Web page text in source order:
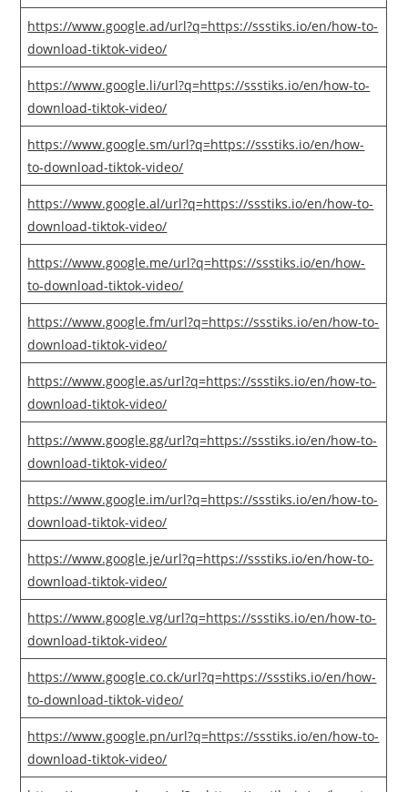
https://www.google.ad/url?q=https://ssstiks.io/en/how-to-
download-tiktok-video/
https://www.google.li/url?q=https://ssstiks.io/en/how-to-
download-tiktok-video/
https://www.google.sm/url?q=https://ssstiks.io/en/how-
to-download-tiktok-video/
https://www.google.al/url?q=https://ssstiks.io/en/how-to-
download-tiktok-video/
https://www.google.me/url?q=https://ssstiks.io/en/how-
to-download-tiktok-video/
https://www.google.fm/url?q=https://ssstiks.io/en/how-to-
download-tiktok-video/
https://www.google.as/url?q=https://ssstiks.io/en/how-to-
download-tiktok-video/
https://www.google.gg/url?q=https://ssstiks.io/en/how-to-
download-tiktok-video/
https://www.google.im/url?q=https://ssstiks.io/en/how-to-
download-tiktok-video/
https://www.google.je/url?q=https://ssstiks.io/en/how-to-
download-tiktok-video/
https://www.google.vg/url?q=https://ssstiks.io/en/how-to-
download-tiktok-video/
https://www.google.co.ck/url?q=https://ssstiks.io/en/how-
to-download-tiktok-video/
https://www.google.pn/url?q=https://ssstiks.io/en/how-to-
download-tiktok-video/